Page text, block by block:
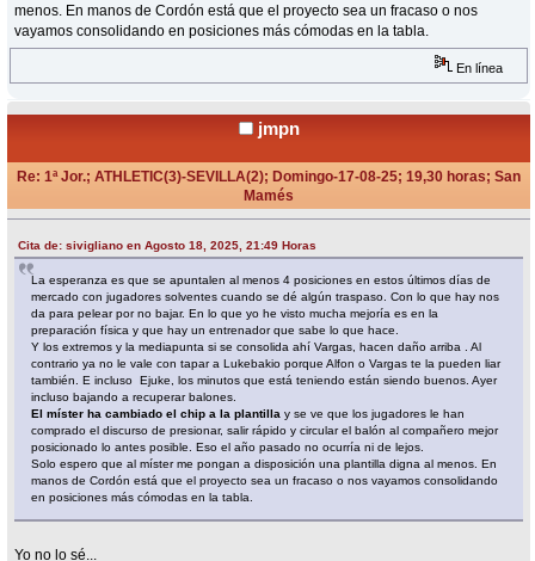
menos. En manos de Cordón está que el proyecto sea un fracaso o nos
vayamos consolidando en posiciones más cómodas en la tabla.
En línea
jmpn
Re: 1ª Jor.; ATHLETIC(3)-SEVILLA(2); Domingo-17-08-25; 19,30 horas; San
Mamés
Cita de: sivigliano en Agosto 18, 2025, 21:49 Horas
La esperanza es que se apuntalen al menos 4 posiciones en estos últimos días de
mercado con jugadores solventes cuando se dé algún traspaso. Con lo que hay nos
da para pelear por no bajar. En lo que yo he visto mucha mejoría es en la
preparación física y que hay un entrenador que sabe lo que hace.
Y los extremos y la mediapunta si se consolida ahí Vargas, hacen daño arriba . Al
contrario ya no le vale con tapar a Lukebakio porque Alfon o Vargas te la pueden liar
también. E incluso Ejuke, los minutos que está teniendo están siendo buenos. Ayer
incluso bajando a recuperar balones.
El míster ha cambiado el chip a la plantilla y se ve que los jugadores le han
comprado el discurso de presionar, salir rápido y circular el balón al compañero mejor
posicionado lo antes posible. Eso el año pasado no ocurría ni de lejos.
Solo espero que al míster me pongan a disposición una plantilla digna al menos. En
manos de Cordón está que el proyecto sea un fracaso o nos vayamos consolidando
en posiciones más cómodas en la tabla.
Yo no lo sé...